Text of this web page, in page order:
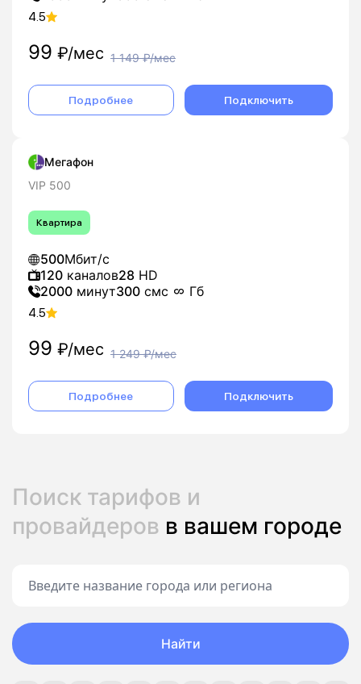
4.5
99 ₽/мес 1 149₽/мес
Подробнее Подключить
Мегафон
VIP 500
Квартира
500Мбит/с
120 каналов28 HD
2000 минут300 смс Гб
4.5
99 ₽/мес 1 249₽/мес
Подробнее Подключить
Поиск тарифов и
провайдеров в вашем городе
Найти